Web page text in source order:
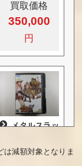
買取価格
350,000
メタルスラッ
220,000
は減額対象となりま